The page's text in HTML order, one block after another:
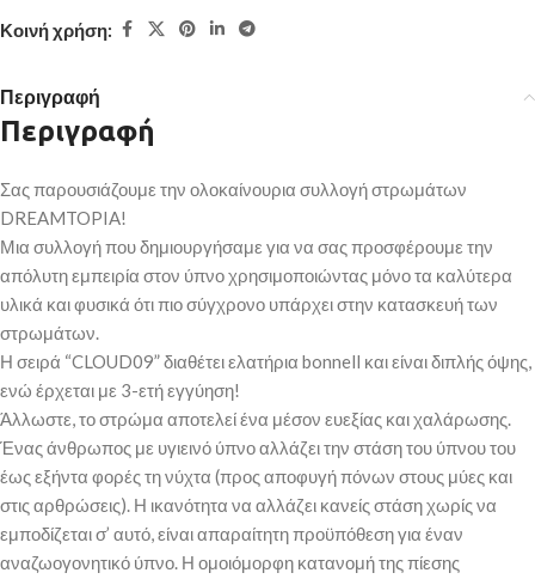
Κοινή χρήση:
Περιγραφή
Περιγραφή
Σας παρουσιάζουμε την ολοκαίνουρια συλλογή στρωμάτων
DREAMTOPIA!
Μια συλλογή που δημιουργήσαμε για να σας προσφέρουμε την
απόλυτη εμπειρία στον ύπνο χρησιμοποιώντας μόνο τα καλύτερα
υλικά και φυσικά ότι πιο σύγχρονο υπάρχει στην κατασκευή των
στρωμάτων.
Η σειρά “CLOUD09” διαθέτει ελατήρια bonnell και είναι διπλής όψης,
ενώ έρχεται με 3-ετή εγγύηση!
Άλλωστε, το στρώμα αποτελεί ένα μέσον ευεξίας και χαλάρωσης.
Ένας άνθρωπος με υγιεινό ύπνο αλλάζει την στάση του ύπνου του
έως εξήντα φορές τη νύχτα (προς αποφυγή πόνων στους μύες και
στις αρθρώσεις). Η ικανότητα να αλλάζει κανείς στάση χωρίς να
εμποδίζεται σ’ αυτό, είναι απαραίτητη προϋπόθεση για έναν
αναζωογονητικό ύπνο. Η ομοιόμορφη κατανομή της πίεσης